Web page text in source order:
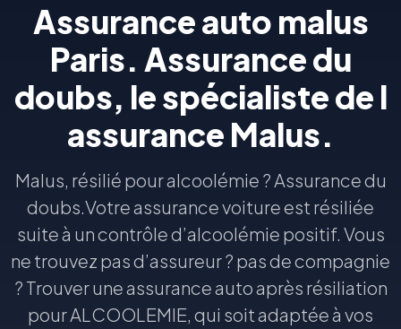
Assurance auto malus
Paris. Assurance du
doubs, le spécialiste de l
assurance Malus.
Malus, résilié pour alcoolémie ? Assurance du
doubs.Votre assurance voiture est résiliée
suite à un contrôle d’alcoolémie positif. Vous
ne trouvez pas d’assureur ? pas de compagnie
? Trouver une assurance auto après résiliation
pour ALCOOLEMIE, qui soit adaptée à vos